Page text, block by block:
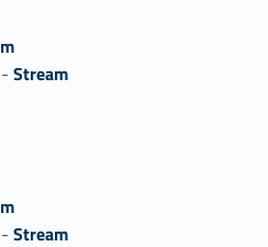
-Stream
-Stream